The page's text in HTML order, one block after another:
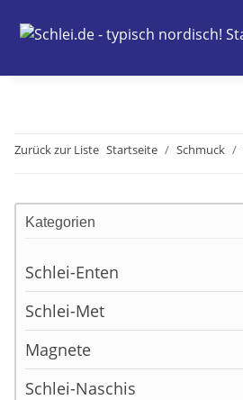
Zurück zur Liste Startseite Schmuck
Kategorien
Schlei-Enten
Schlei-Met
Magnete
Schlei-Naschis